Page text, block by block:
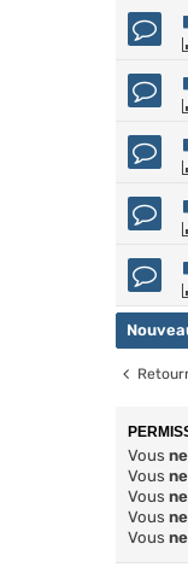
Vous
Vous
Vous
Vous
Vous